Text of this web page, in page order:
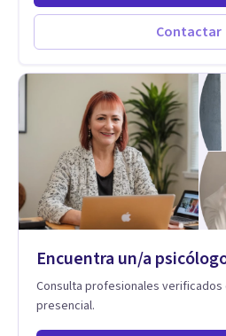
autoconocimiento y análisis, es
historias personales, elaborar las
resignificarlas, liberando su
crea un espacio de verbalización
esta conversación abierta y del
exploran las vivencias que aún
otorga un nuevo sentido y se
emocional. De esta forma, los
claridad sobre sí mismos, reducen
sufrimiento y alcanzan cambios
vida y relaciones personales.
Contactar
Encuentra un/a
Consulta profesionales verificados
presencial.